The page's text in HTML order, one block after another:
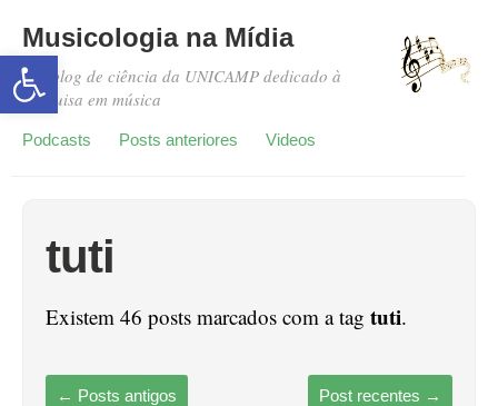
Abrir a barra de ferramentas
Musicologia na Mídia
Um blog de ciência da UNICAMP dedicado à
pesquisa em música
Podcasts Posts anteriores Videos
tuti
Existem 46 posts marcados com a tag tuti.
← Posts antigos Post recentes →